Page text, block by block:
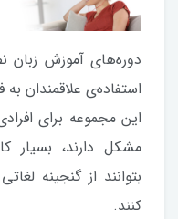
دوره‌های آموزش
استفاده‌ی علاقمندان به
مشکل دارند، بسیار
بتوانند از گنجینه
کنند.